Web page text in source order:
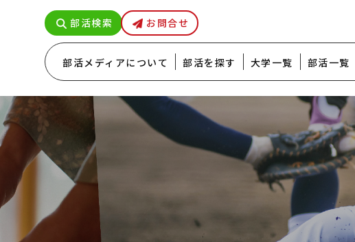
部活検索 お問合せ
部活メディアについて 部活を探す 大学一覧 部活一覧